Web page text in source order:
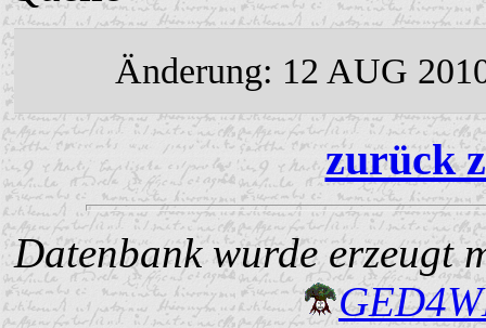
Änderung: 12 AUG
zurück
Datenbank wurde erzeugt